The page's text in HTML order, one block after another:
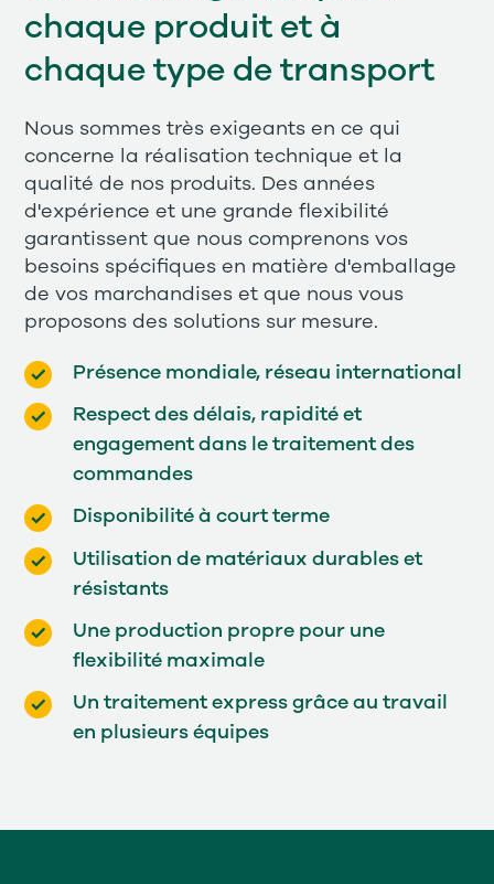
chaque produit et à
chaque type de transport
Nous sommes très exigeants en ce qui
concerne la réalisation technique et la
qualité de nos produits. Des années
d'expérience et une grande flexibilité
garantissent que nous comprenons vos
besoins spécifiques en matière d'emballage
de vos marchandises et que nous vous
proposons des solutions sur mesure.
Présence mondiale, réseau international
Respect des délais, rapidité et
engagement dans le traitement des
commandes
Disponibilité à court terme
Utilisation de matériaux durables et
résistants
Une production propre pour une
flexibilité maximale
Un traitement express grâce au travail
en plusieurs équipes